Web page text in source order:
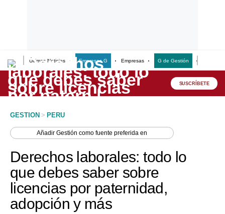
Últimas Noticias Empresas G Empresas G de Gestión
Lo último
Peru Quiosco
Economía
Mercados
Perú
SUSCRÍBETE
GESTION > PERU
AñadirGestión como fuente preferida en
Derechos laborales: todo lo
que debes saber sobre
licencias por paternidad,
adopción y más